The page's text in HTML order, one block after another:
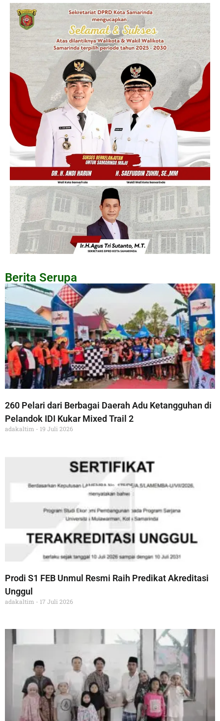
Berita Serupa
260 Pelari dari Berbagai Daerah Adu Ketangguhan di
Pelandok IDI Kukar Mixed Trail 2
adakaltim 19 Juli 2026
Prodi S1 FEB Unmul Resmi Raih Predikat Akreditasi
Unggul
adakaltim 17 Juli 2026